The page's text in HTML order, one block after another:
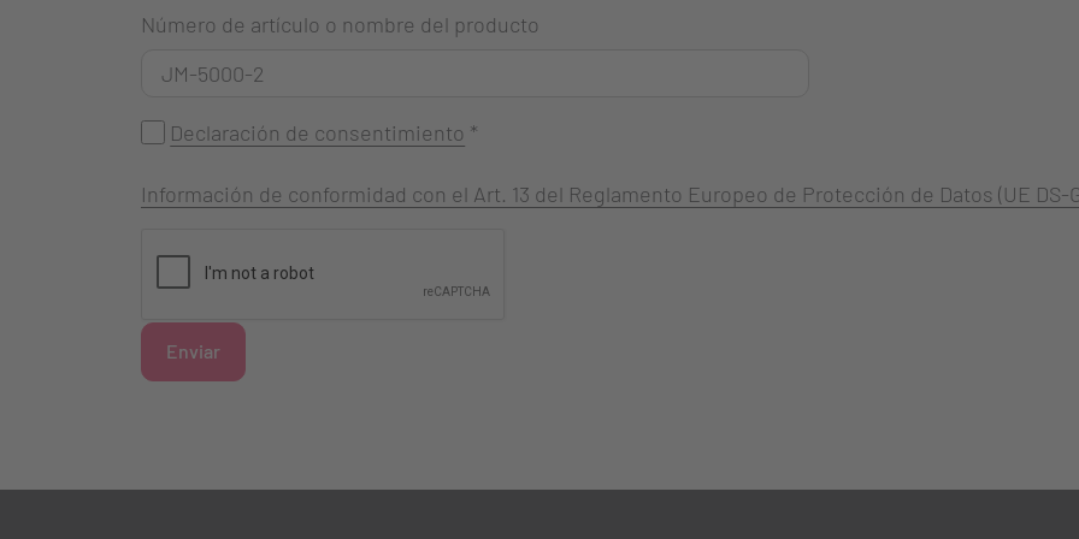
Número de artículo o nombre del producto
Declaración de consentimiento *
Información de conformidad con el Art. 13 del Reglamento Europeo de Protección de Datos (UE DS-
Enviar